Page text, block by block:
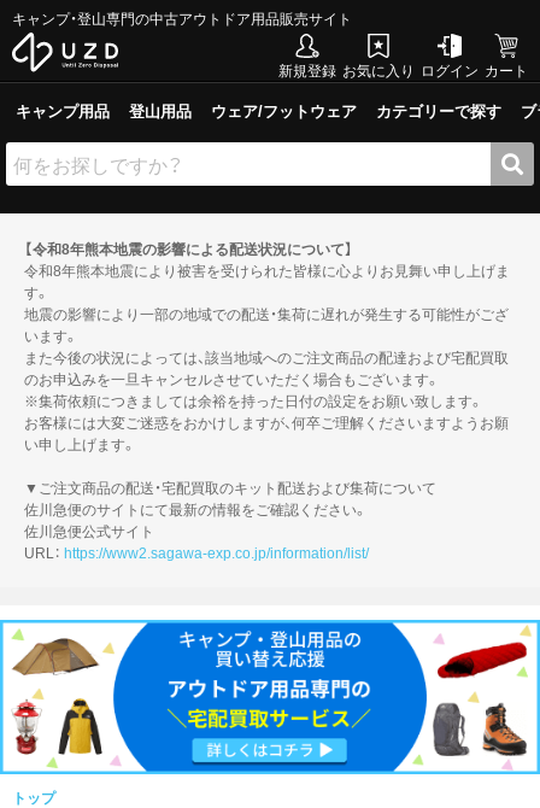
キャンプ・登山専門の中古アウトドア用品販売サイト
新規登録 お気に入り ログイン カート
キャンプ用品 登山用品 ウェア/フットウェア カテゴリーで探す
【令和8年熊本地震の影響による配送状況について】
令和8年熊本地震により被害を受けられた皆様に心よりお見舞い申し上げま
す。
地震の影響により一部の地域での配送・集荷に遅れが発生する可能性がござ
います。
また今後の状況によっては、該当地域へのご注文商品の配達および宅配買取
のお申込みを一旦キャンセルさせていただく場合もございます。
※集荷依頼につきましては余裕を持った日付の設定をお願い致します。
お客様には大変ご迷惑をおかけしますが、何卒ご理解くださいますようお願
い申し上げます。
▼ご注文商品の配送・宅配買取のキット配送および集荷について
佐川急便のサイトにて最新の情報をご確認ください。
佐川急便公式サイト
URL： https://www2.sagawa-exp.co.jp/information/list/
トップ